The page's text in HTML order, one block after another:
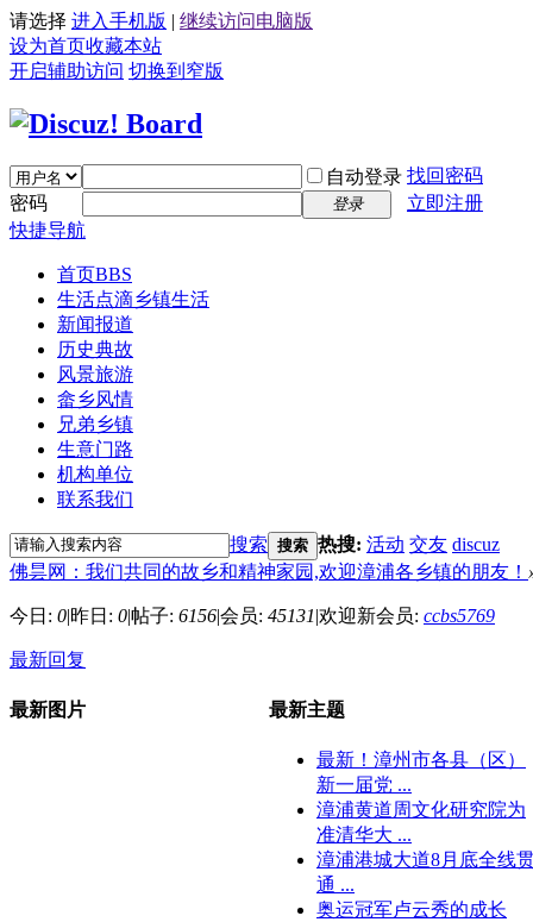
请选择 进入手机版 | 继续访问电脑版
设为首页收藏本站
开启辅助访问 切换到窄版
自动登录 找回密码
密码
登录
立即注册
快捷导航
首页BBS
生活点滴乡镇生活
新闻报道
历史典故
风景旅游
畲乡风情
兄弟乡镇
生意门路
机构单位
联系我们
搜索 搜索 热搜: 活动 交友 discuz
佛昙网：我们共同的故乡和精神家园,欢迎漳浦各乡镇的朋友！
今日: 0|昨日: 0|帖子: 6156|会员: 45131|欢迎新会员: ccbs5769
最新回复
最新图片 最新主题
最新！漳州市各县（区）
新一届党 ...
漳浦黄道周文化研究院为
准清华大 ...
漳浦港城大道8月底全线
通 ...
奥运冠军卢云秀的成长